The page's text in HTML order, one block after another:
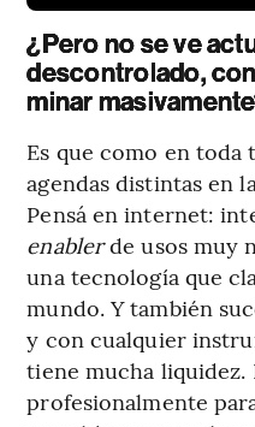
¿Pero no se ve
descontrolado,
minar
Es que como en toda
agendas distintas en
Pensá en internet:
enablerde usos muy
una tecnología que
mundo. Y también
y con cualquier
tiene mucha liquidez.
profesionalmente